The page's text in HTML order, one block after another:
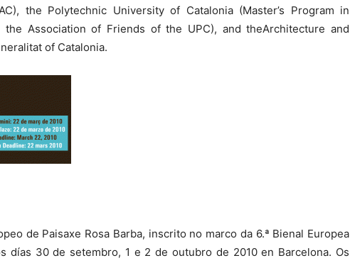
the Polytechnic University of Catalonia (Master’s Program in
the Association of Friends of the UPC), and theArchitecture and
of Catalonia.
de Paisaxe Rosa Barba, inscrito no marco da 6.ª Bienal Europea
días 30 de setembro, 1 e 2 de outubro de 2010 en Barcelona. Os